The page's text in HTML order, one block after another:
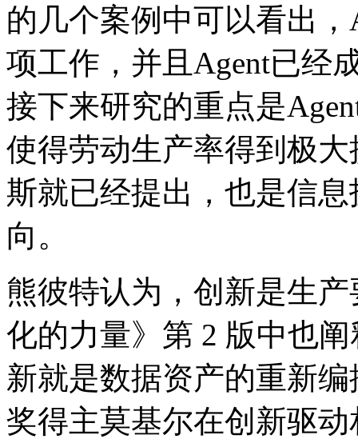
的几个案例中可以看出
项工作，并且Agent已
接下来研究的重点是Agent
使得劳动生产率得到极大
斯就已经提出，也是
向。
熊彼特认为，创新是
化的力量》第 2 版中也阐释
新就是数据资产的重新编
奖得主莫基尔在创新驱动